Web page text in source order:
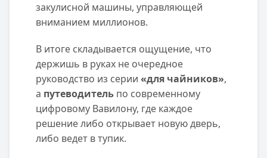
закулисной машины, управляющей
вниманием миллионов.
В итоге складывается ощущение, что
держишь в руках не очередное
руководство из серии «для чайников»,
а путеводитель по современному
цифровому Вавилону, где каждое
решение либо открывает новую дверь,
либо ведет в тупик.